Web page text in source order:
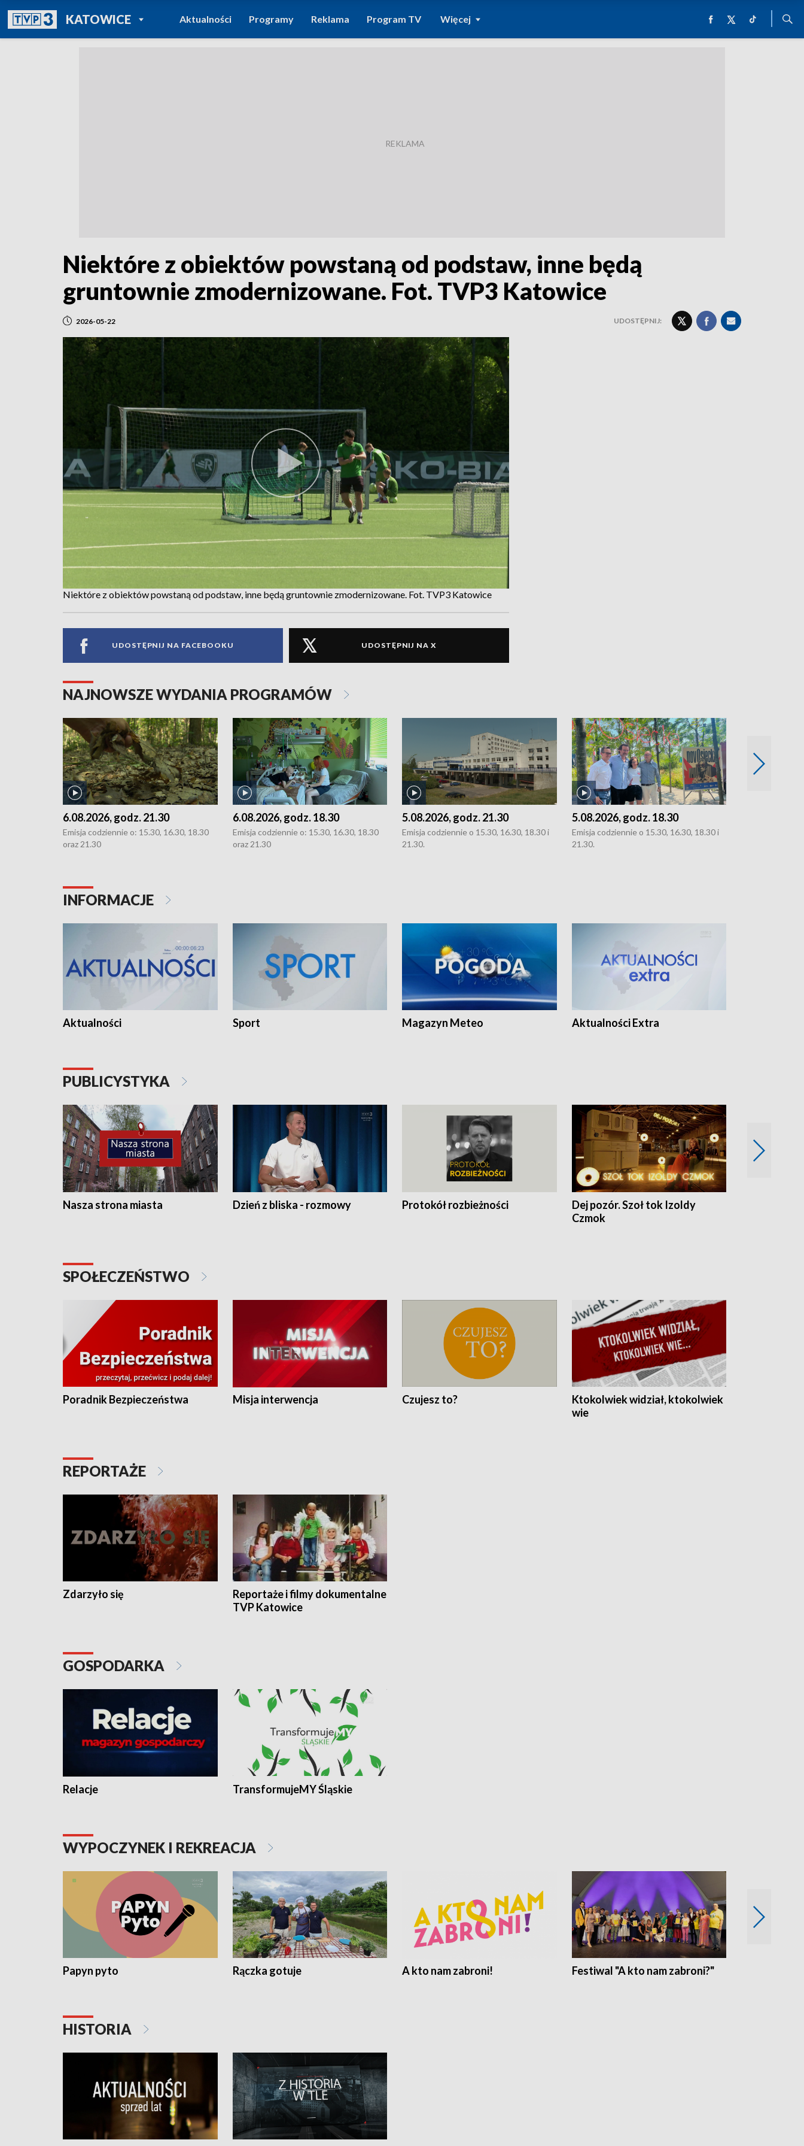
KATOWICEPOWRÓT DO
TVP REGIONY
Aktualności Programy Reklama Program TV Więcej
Niektóre z obiektów powstaną od podstaw, inne będą
gruntownie zmodernizowane. Fot. TVP3 Katowice
2026-05-22 UDOSTĘPNIJ:
Niektóre z obiektów powstaną od podstaw, inne będą gruntownie zmodernizowane. Fot. TVP3 Katowice
UDOSTĘPNIJ NA FACEBOOKU UDOSTĘPNIJ NA X
NAJNOWSZE WYDANIA PROGRAMÓW
6.08.2026, godz. 21.30
Emisja codziennie o: 15.30, 16.30, 18.30
oraz 21.30
6.08.2026, godz. 18.30
Emisja codziennie o: 15.30, 16.30, 18.30
oraz 21.30
5.08.2026, godz. 21.30
Emisja codziennie o 15.30, 16.30, 18.30 i
21.30.
5.08.2026, godz. 18.30
Emisja codziennie o 15.30, 16.30, 18.30 i
21.30.
INFORMACJE
Aktualności Sport Magazyn Meteo Aktualności Extra
PUBLICYSTYKA
Nasza strona miasta Dzień z bliska - rozmowy Protokół rozbieżności
Dej pozór. Szoł tok Izoldy
Czmok
SPOŁECZEŃSTWO
Poradnik Bezpieczeństwa Misja interwencja Czujesz to?
Ktokolwiek widział, ktokolwiek
wie
REPORTAŻE
Zdarzyło się
Reportaże i filmy dokumentalne
TVP Katowice
GOSPODARKA
Relacje TransformujeMY Śląskie
WYPOCZYNEK I REKREACJA
Papyn pyto Rączka gotuje A kto nam zabroni! Festiwal "A kto nam zabroni?"
HISTORIA